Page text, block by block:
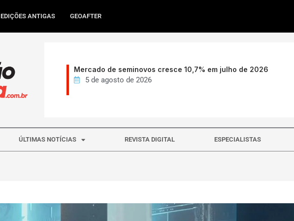
EDIÇÕES ANTIGAS GEOAFTER
Mercado de seminovos cresce 10,7% em julho de 2026
5 de agosto de 2026
ÚLTIMAS NOTÍCIAS REVISTA DIGITAL ESPECIALISTAS